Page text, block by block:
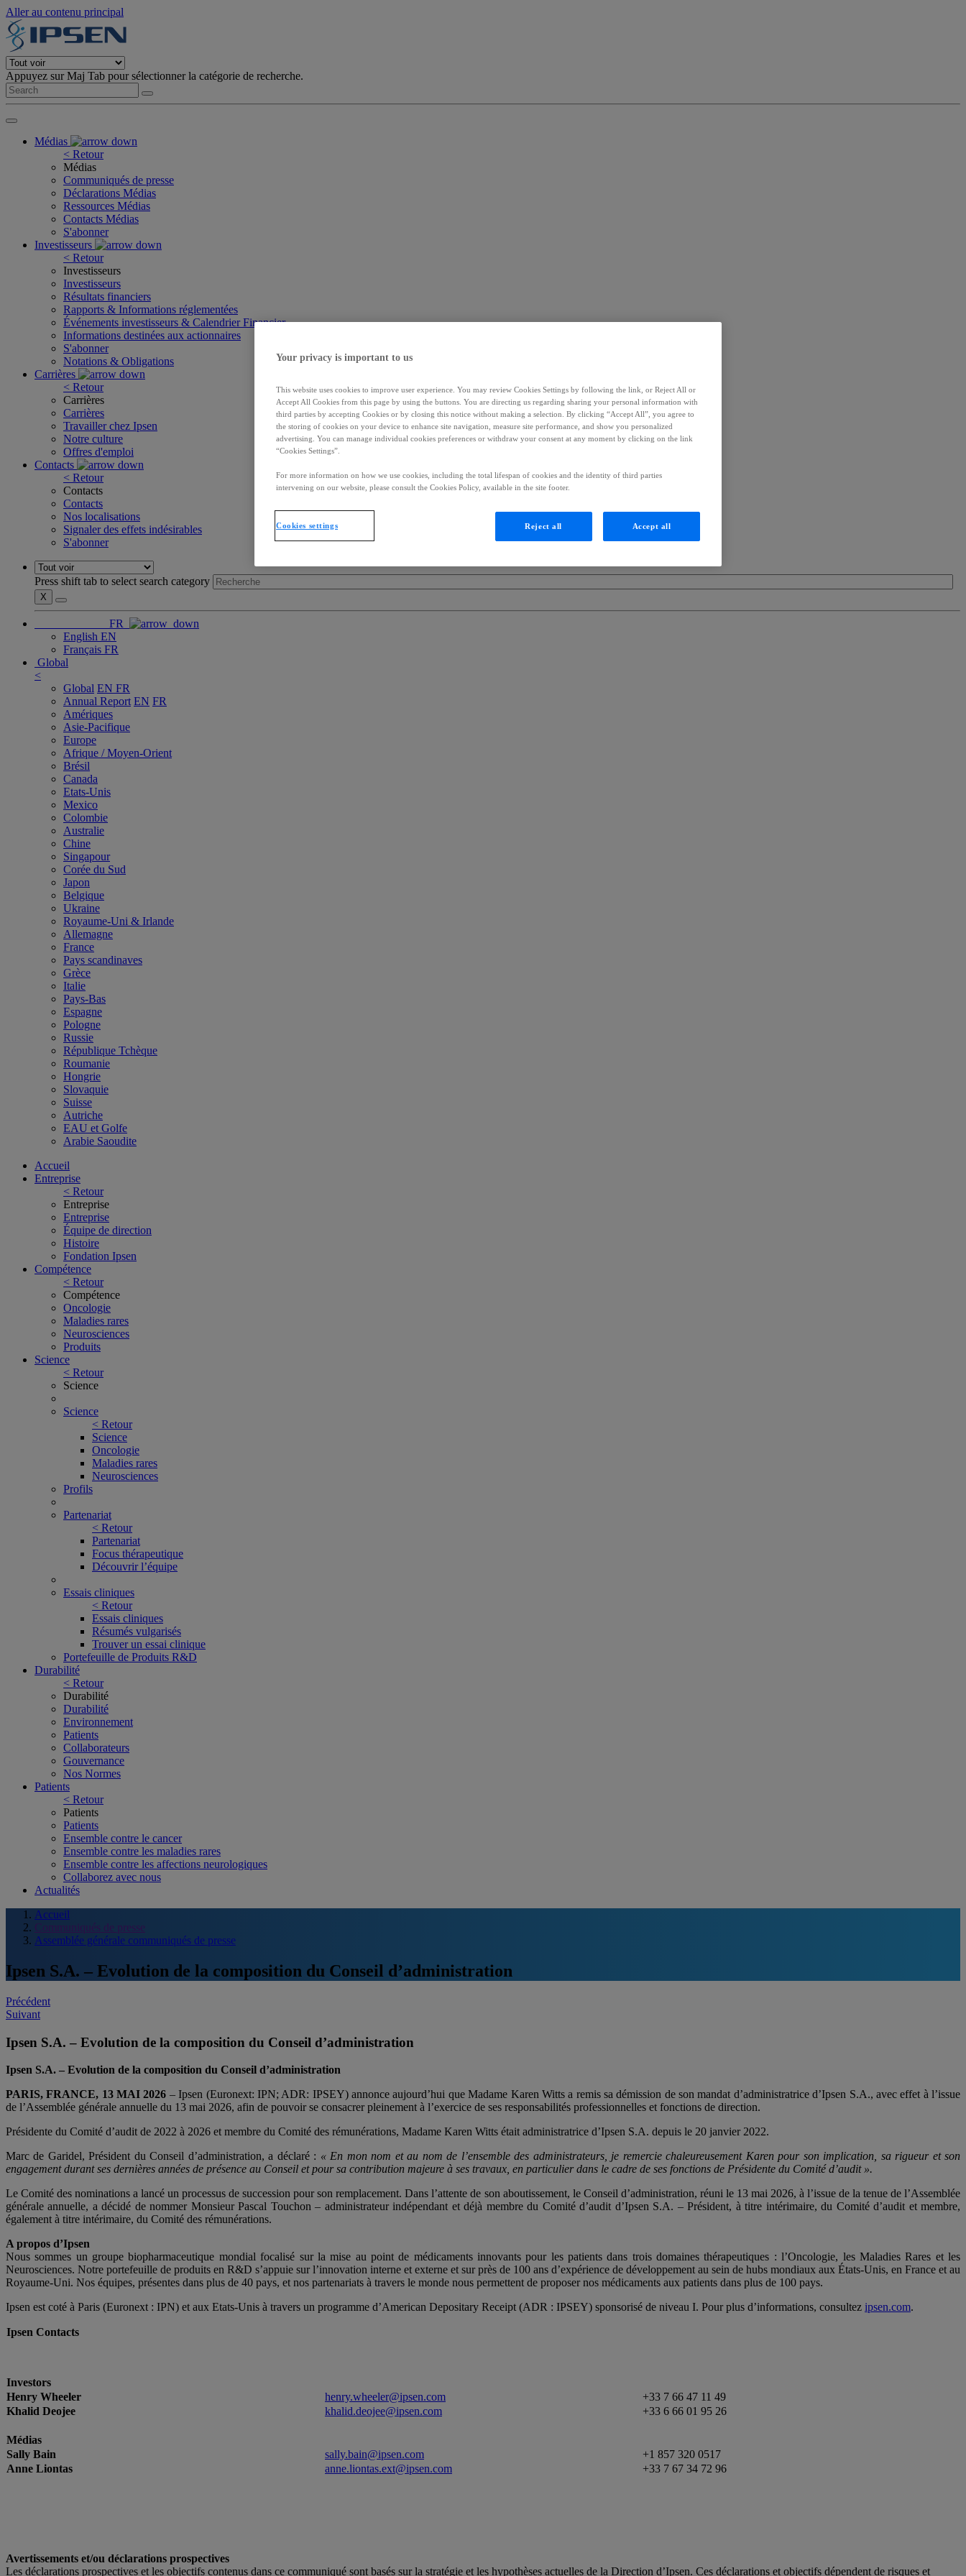
Aller au contenu principal
Appuyez sur Maj Tab pour sélectionner la catégorie de recherche.
Médias
< Retour
Médias
Communiqués de presse
Déclarations Médias
Ressources Médias
Contacts Médias
S'abonner
Investisseurs
< Retour
Investisseurs
Investisseurs
Résultats financiers
Rapports & Informations réglementées
Événements investisseurs & Calendrier Financier
Informations destinées aux actionnaires
S'abonner
Notations & Obligations
Carrières
< Retour
Carrières
Carrières
Travailler chez Ipsen
Notre culture
Offres d'emploi
Contacts
< Retour
Contacts
Contacts
Nos localisations
Signaler des effets indésirables
S'abonner
Press shift tab to select search category
X
FR
English EN
Français FR
Global
<
Global EN FR
Annual Report EN FR
Amériques
Asie-Pacifique
Europe
Afrique / Moyen-Orient
Brésil
Canada
Etats-Unis
Mexico
Colombie
Australie
Chine
Singapour
Corée du Sud
Japon
Belgique
Ukraine
Royaume-Uni & Irlande
Allemagne
France
Pays scandinaves
Grèce
Italie
Pays-Bas
Espagne
Pologne
Russie
République Tchèque
Roumanie
Hongrie
Slovaquie
Suisse
Autriche
EAU et Golfe
Arabie Saoudite
Accueil
Entreprise
< Retour
Entreprise
Entreprise
Équipe de direction
Histoire
Fondation Ipsen
Compétence
< Retour
Compétence
Oncologie
Maladies rares
Neurosciences
Produits
Science
< Retour
Science
Science
< Retour
Science
Oncologie
Maladies rares
Neurosciences
Profils
Partenariat
< Retour
Partenariat
Focus thérapeutique
Découvrir l’équipe
Essais cliniques
< Retour
Essais cliniques
Résumés vulgarisés
Trouver un essai clinique
Portefeuille de Produits R&D
Durabilité
< Retour
Durabilité
Durabilité
Environnement
Patients
Collaborateurs
Gouvernance
Nos Normes
Patients
< Retour
Patients
Patients
Ensemble contre le cancer
Ensemble contre les maladies rares
Ensemble contre les affections neurologiques
Collaborez avec nous
Actualités
Accueil
Communiqués de presse
Assemblée générale communiqués de presse
Ipsen S.A. – Evolution de la composition du Conseil d’administration
Post
navigation
Précédent
Suivant
Ipsen S.A. – Evolution de la composition du Conseil d’administration
Ipsen S.A. – Evolution de la composition du Conseil d’administration
PARIS, FRANCE, 13 MAI 2026 – Ipsen (Euronext: IPN; ADR: IPSEY) annonce aujourd’hui que Madame Karen Witts a remis sa démission de son mandat d’administratrice d’Ipsen S.A., avec effet à l’issue
de l’Assemblée générale annuelle du 13 mai 2026, afin de pouvoir se consacrer pleinement à l’exercice de ses responsabilités professionnelles et fonctions de direction.
Présidente du Comité d’audit de 2022 à 2026 et membre du Comité des rémunérations, Madame Karen Witts était administratrice d’Ipsen S.A. depuis le 20 janvier 2022.
Marc de Garidel, Président du Conseil d’administration, a déclaré : « En mon nom et au nom de l’ensemble des administrateurs, je remercie chaleureusement Karen pour son implication, sa rigueur et son
engagement durant ses dernières années de présence au Conseil et pour sa contribution majeure à ses travaux, en particulier dans le cadre de ses fonctions de Présidente du Comité d’audit ».
Le Comité des nominations a lancé un processus de succession pour son remplacement. Dans l’attente de son aboutissement, le Conseil d’administration, réuni le 13 mai 2026, à l’issue de la tenue de l’Assemblée
générale annuelle, a décidé de nommer Monsieur Pascal Touchon – administrateur indépendant et déjà membre du Comité d’audit d’Ipsen S.A. – Président, à titre intérimaire, du Comité d’audit et membre,
également à titre intérimaire, du Comité des rémunérations.
A propos d’Ipsen
Nous sommes un groupe biopharmaceutique mondial focalisé sur la mise au point de médicaments innovants pour les patients dans trois domaines thérapeutiques : l’Oncologie, les Maladies Rares et les
Neurosciences. Notre portefeuille de produits en R&D s’appuie sur l’innovation interne et externe et sur près de 100 ans d’expérience de développement au sein de hubs mondiaux aux États-Unis, en France et au
Royaume-Uni. Nos équipes, présentes dans plus de 40 pays, et nos partenariats à travers le monde nous permettent de proposer nos médicaments aux patients dans plus de 100 pays.
Ipsen est coté à Paris (Euronext : IPN) et aux Etats-Unis à travers un programme d’American Depositary Receipt (ADR : IPSEY) sponsorisé de niveau I. Pour plus d’informations, consultez ipsen.com.
Ipsen Contacts
Investors
Henry Wheeler
henry.wheeler@ipsen.com
+33 7 66 47 11 49
Khalid Deojee
khalid.deojee@ipsen.com +33 6 66 01 95 26
Médias
Sally Bain
sally.bain@ipsen.com
+1 857 320 0517
Anne Liontas
anne.liontas.ext@ipsen.com +33 7 67 34 72 96
Avertissements et/ou déclarations prospectives
Les déclarations prospectives et les objectifs contenus dans ce communiqué sont basés sur la stratégie et les hypothèses actuelles de la Direction d’Ipsen. Ces déclarations et objectifs dépendent de risques et
Your privacy is important to us
This website uses cookies to improve user experience. You may review Cookies Settings by following the link, or Reject All or
Accept All Cookies from this page by using the buttons. You are directing us regarding sharing your personal information with
third parties by accepting Cookies or by closing this notice without making a selection. By clicking “Accept All”, you agree to
the storing of cookies on your device to enhance site navigation, measure site performance, and show you personalized
advertising. You can manage individual cookies preferences or withdraw your consent at any moment by clicking on the link
“Cookies Settings”.
For more information on how we use cookies, including the total lifespan of cookies and the identity of third parties
intervening on our website, please consult the Cookies Policy, available in the site footer.
Cookies settings Reject all Accept all